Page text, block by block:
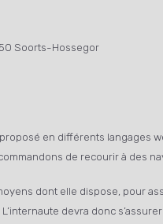
Soorts-Hossegor
en différents langages
de recourir à des
dont elle dispose, pour
devra donc